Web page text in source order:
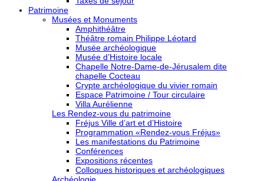
Patrimoine
Musées et Monuments
Amphithéâtre
Théâtre romain Philippe Léotard
Musée archéologique
Musée d’Histoire locale
Chapelle Notre-Dame-de-Jérusalem dite
chapelle Cocteau
Crypte archéologique du vivier romain
Espace Patrimoine / Tour circulaire
Villa Aurélienne
Les Rendez-vous du patrimoine
Fréjus Ville d’art et d’Histoire
Programmation «Rendez-vous Fréjus»
Les manifestations du Patrimoine
Conférences
Expositions récentes
Colloques historiques et archéologiques